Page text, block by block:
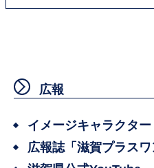
広報
イメージキャラクタ
広報誌「滋賀プラスワ